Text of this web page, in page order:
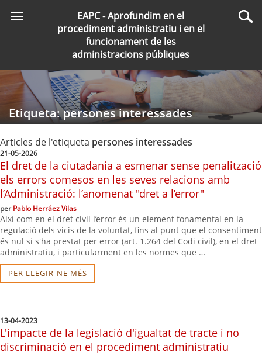
Toggle
navigation
EAPC - Aprofundim en el
procediment administratiu i en el
funcionament de les
administracions públiques
Etiqueta: persones interessades
Articles de l'etiqueta persones interessades
21-05-2026
El dret de la ciutadania a esmenar sense penalització
els errors comesos en les seves relacions amb
l’Administració: l’anomenat "dret a l’error"
perPablo Herráez Vilas
Així com en el dret civil l’error és un element fonamental en la
regulació dels vicis de la voluntat, fins al punt que el consentiment
és nul si s'ha prestat per error (art. 1.264 del Codi civil), en el dret
administratiu, i particularment en les normes que …
PER LLEGIR-NE MÉS
13-04-2023
L'impacte de la legislació d'igualtat de tracte i no
discriminació en el procediment administratiu